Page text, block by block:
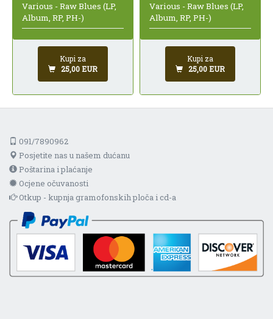
Various - Raw Blues (LP,
Album, RP, PH-)
Kupi za
25,00 EUR
Various - Raw Blues (LP,
Album, RP, PH-)
Kupi za
25,00 EUR
091/7890962
Posjetite nas u našem dućanu
Poštarina i plaćanje
Ocjene očuvanosti
Otkup - kupnja gramofonskih ploča i cd-a